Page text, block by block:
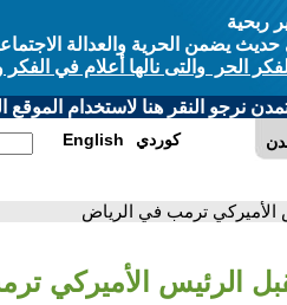
ربحية
يضمن الحرية والعدالة
الحر والتى نالها أعلام في الفكر
نرجو النقر هنا لاستخدام الموقع
English كوردي
الأميركي ترمب في الرياض
الرئيس الأميركي